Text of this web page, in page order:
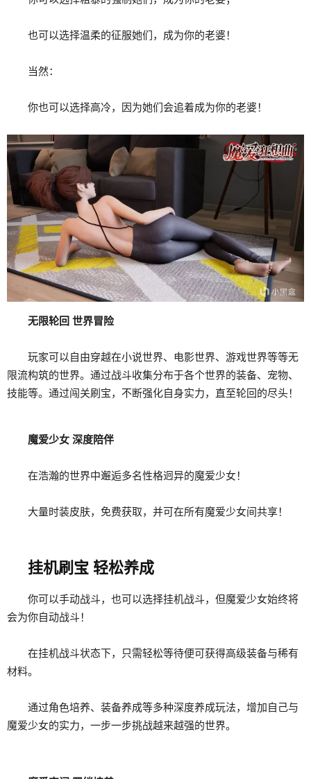
也可以选择温柔的征服她们，成为你的老婆！
当然：
你也可以选择高冷，因为她们会追着成为你的老婆！
无限轮回 世界冒险
玩家可以自由穿越在小说世界、电影世界、游戏世界等等无
限流构筑的世界。通过战斗收集分布于各个世界的装备、宠物、
技能等。通过闯关刷宝，不断强化自身实力，直至轮回的尽头！
魔爱少女 深度陪伴
在浩瀚的世界中邂逅多名性格迥异的魔爱少女！
大量时装皮肤，免费获取，并可在所有魔爱少女间共享！
挂机刷宝 轻松养成
你可以手动战斗，也可以选择挂机战斗，但魔爱少女始终将
会为你自动战斗！
在挂机战斗状态下，只需轻松等待便可获得高级装备与稀有
材料。
通过角色培养、装备养成等多种深度养成玩法，增加自己与
魔爱少女的实力，一步一步挑战越来越强的世界。